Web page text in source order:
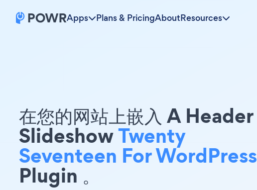
Apps Plans & PricingAboutResources
在您的网站上嵌入 A Header
SlideshowTwenty
Seventeen For WordPress
Plugin 。